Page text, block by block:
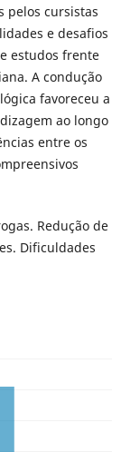
pelos cursistas
e desafios
estudos frente
A condução
favoreceu a
ao longo
entre os
Redução de
Dificuldades